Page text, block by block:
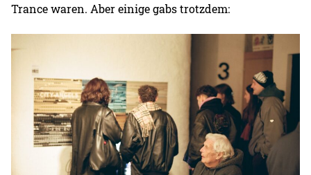
Trance waren. Aber einige gabs trotzdem: